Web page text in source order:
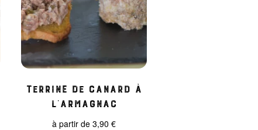
Terrine de Canard à
l’Armagnac
à partir de3,90€